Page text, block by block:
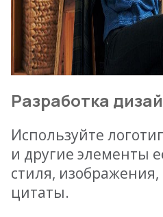
Разработка
Используйте
и другие элементы
стиля,
цитаты.